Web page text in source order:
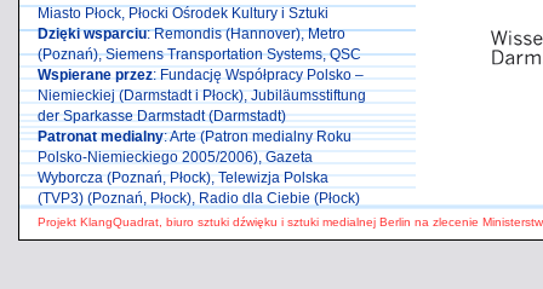
Projekt KlangQuadrat, biuro sztuki dźwięku i sztuki medialnej Berlin na zlecenie
Miasto Płock, Płocki Ośrodek Kultury i Sztuki
Dzięki wsparciu: Remondis (Hannover), Metro
(Poznań), Siemens Transportation Systems, QSC
Wspierane przez: Fundację Współpracy Polsko –
Niemieckiej (Darmstadt i Płock), Jubiläumsstiftung
der Sparkasse Darmstadt (Darmstadt)
Patronat medialny: Arte (Patron medialny Roku
Polsko-Niemieckiego 2005/2006), Gazeta
Wyborcza (Poznań, Płock), Telewizja Polska
(TVP3) (Poznań, Płock), Radio dla Ciebie (Płock)